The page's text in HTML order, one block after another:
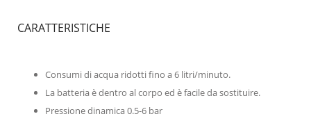
CARATTERISTICHE
Consumi di acqua ridotti fino a 6 litri/minuto.
La batteria è dentro al corpo ed è facile da sostituire.
Pressione dinamica 0.5-6 bar